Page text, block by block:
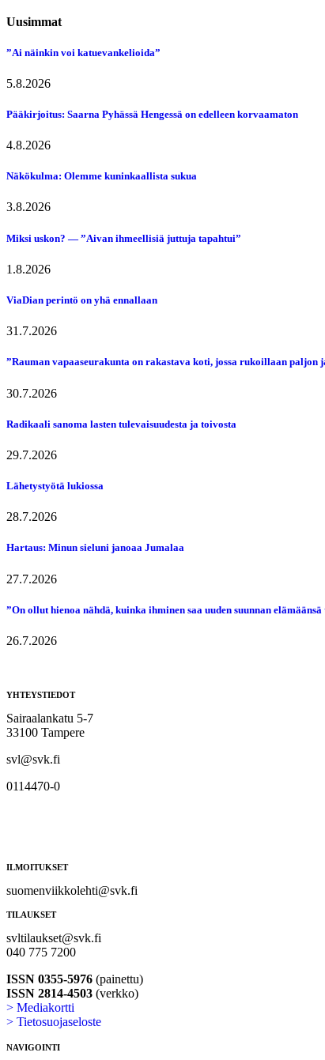
Uusimmat
”Ai näinkin voi katuevankelioida”
5.8.2026
Pääkirjoitus: Saarna Pyhässä Hengessä on edelleen korvaamaton
4.8.2026
Näkökulma: Olemme kuninkaallista sukua
3.8.2026
Miksi uskon? — ”Aivan ihmeellisiä juttuja tapahtui”
1.8.2026
ViaDian perintö on yhä ennallaan
31.7.2026
”Rauman vapaaseurakunta on rakastava koti, jossa rukoillaan paljon
30.7.2026
Radikaali sanoma lasten tulevaisuudesta ja toivosta
29.7.2026
Lähetystyötä lukiossa
28.7.2026
Hartaus: Minun sieluni janoaa Jumalaa
27.7.2026
”On ollut hienoa nähdä, kuinka ihminen saa uuden suunnan
26.7.2026
YHTEYSTIEDOT
Sairaalankatu 5-7
33100 Tampere
svl@svk.fi
0114470-0
ILMOITUKSET
suomenviikkolehti@svk.fi
TILAUKSET
svltilaukset@svk.fi
040 775 7200
ISSN 0355-5976 (painettu)
ISSN 2814-4503 (verkko)
> Mediakortti
> Tietosuojaseloste
NAVIGOINTI